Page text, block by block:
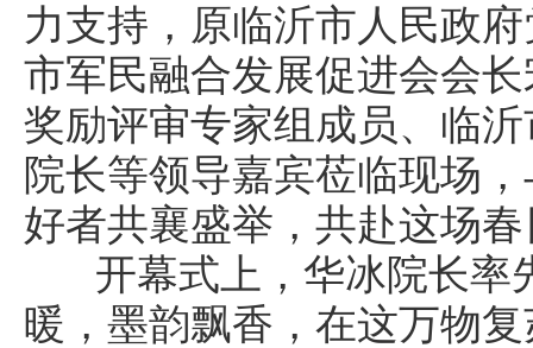
力支持，原临沂市人民政
市军民融合发展促进会会
奖励评审专家组成员、临
院长等领导嘉宾莅临现场
好者共襄盛举，共赴这场
开幕式上，华冰院长率
暖，墨韵飘香，在这万物